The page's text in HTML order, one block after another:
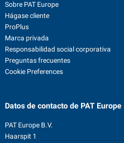
Sobre PAT Europe
Hágase cliente
ProPlus
Marca privada
Responsabilidad social corporativa
Preguntas frecuentes
Cookie Preferences
Datos de contacto de PAT Europe
PAT Europe B.V.
Haarspit 1